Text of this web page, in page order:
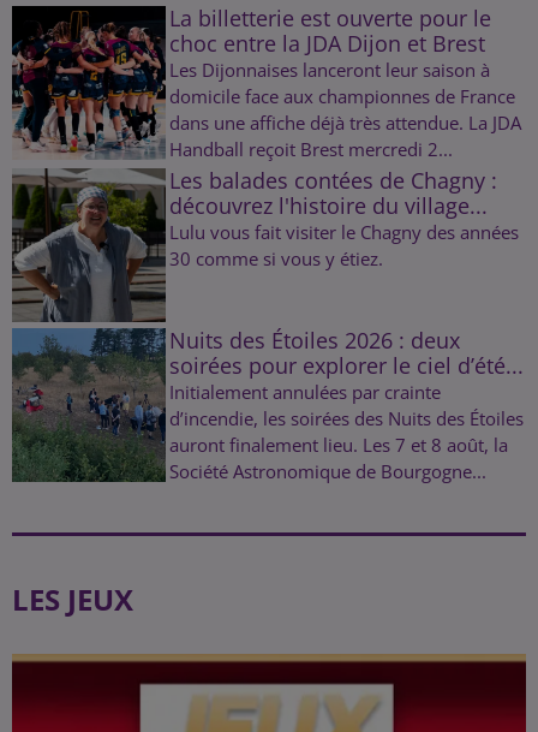
La billetterie est ouverte pour le
choc entre la JDA Dijon et Brest
Les Dijonnaises lanceront leur saison à
domicile face aux championnes de France
dans une affiche déjà très attendue. La JDA
Handball reçoit Brest mercredi 2...
Les balades contées de Chagny :
découvrez l'histoire du village...
Lulu vous fait visiter le Chagny des années
30 comme si vous y étiez.
Nuits des Étoiles 2026 : deux
soirées pour explorer le ciel d’été...
Initialement annulées par crainte
d’incendie, les soirées des Nuits des Étoiles
auront finalement lieu. Les 7 et 8 août, la
Société Astronomique de Bourgogne...
LES JEUX